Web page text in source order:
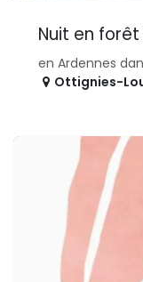
Nuit en
en Ardennes
Ottignies-